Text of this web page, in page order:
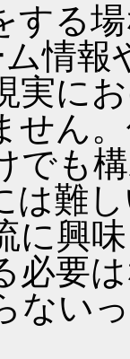
る
情報
実に
せん
でも
は難
に興
必要
ない